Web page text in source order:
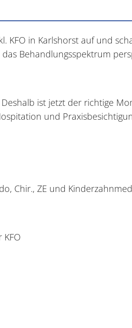
KFO in Karlshorst auf und
Behandlungsspektrum
ist jetzt der richtige
und
Chir., ZE und